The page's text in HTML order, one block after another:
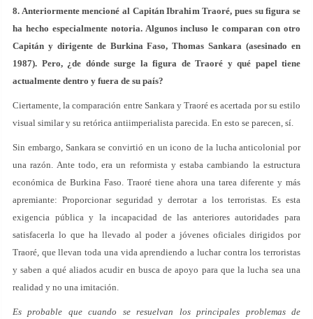
8. Anteriormente mencioné al Capitán Ibrahim Traoré, pues su figura se
ha hecho especialmente notoria. Algunos incluso le comparan con otro
Capitán y dirigente de Burkina Faso, Thomas Sankara (asesinado en
1987). Pero, ¿de dónde surge la figura de Traoré y qué papel tiene
actualmente dentro y fuera de su país?
Ciertamente, la comparación entre Sankara y Traoré es acertada por su estilo
visual similar y su retórica antiimperialista parecida. En esto se parecen, sí.
Sin embargo, Sankara se convirtió en un icono de la lucha anticolonial por
una razón. Ante todo, era un reformista y estaba cambiando la estructura
económica de Burkina Faso. Traoré tiene ahora una tarea diferente y más
apremiante: Proporcionar seguridad y derrotar a los terroristas. Es esta
exigencia pública y la incapacidad de las anteriores autoridades para
satisfacerla lo que ha llevado al poder a jóvenes oficiales dirigidos por
Traoré, que llevan toda una vida aprendiendo a luchar contra los terroristas
y saben a qué aliados acudir en busca de apoyo para que la lucha sea una
realidad y no una imitación.
Es probable que cuando se resuelvan los principales problemas de